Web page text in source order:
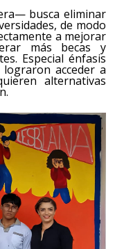
busca eliminar
de modo
a mejorar
más becas y
Especial énfasis
acceder a
alternativas